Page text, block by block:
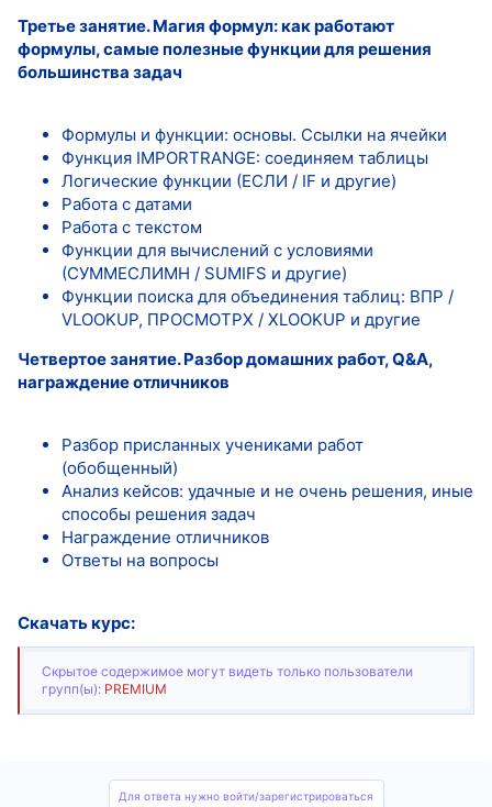
Третье занятие. Магия формул: как работают
формулы, самые полезные функции для решения
большинства задач
Формулы и функции: основы. Ссылки на ячейки
Функция IMPORTRANGE: соединяем таблицы
Логические функции (ЕСЛИ / IF и другие)
Работа с датами
Работа с текстом
Функции для вычислений с условиями
(СУММЕСЛИМН / SUMIFS и другие)
Функции поиска для объединения таблиц: ВПР /
VLOOKUP, ПРОСМОТРX / XLOOKUP и другие
Четвертое занятие. Разбор домашних работ, Q&A,
награждение отличников
Разбор присланных учениками работ
(обобщенный)
Анализ кейсов: удачные и не очень решения, иные
способы решения задач
Награждение отличников
Ответы на вопросы
Скачать курс:
Скрытое содержимое могут видеть только пользователи
групп(ы): PREMIUM
Для ответа нужно войти/зарегистрироваться